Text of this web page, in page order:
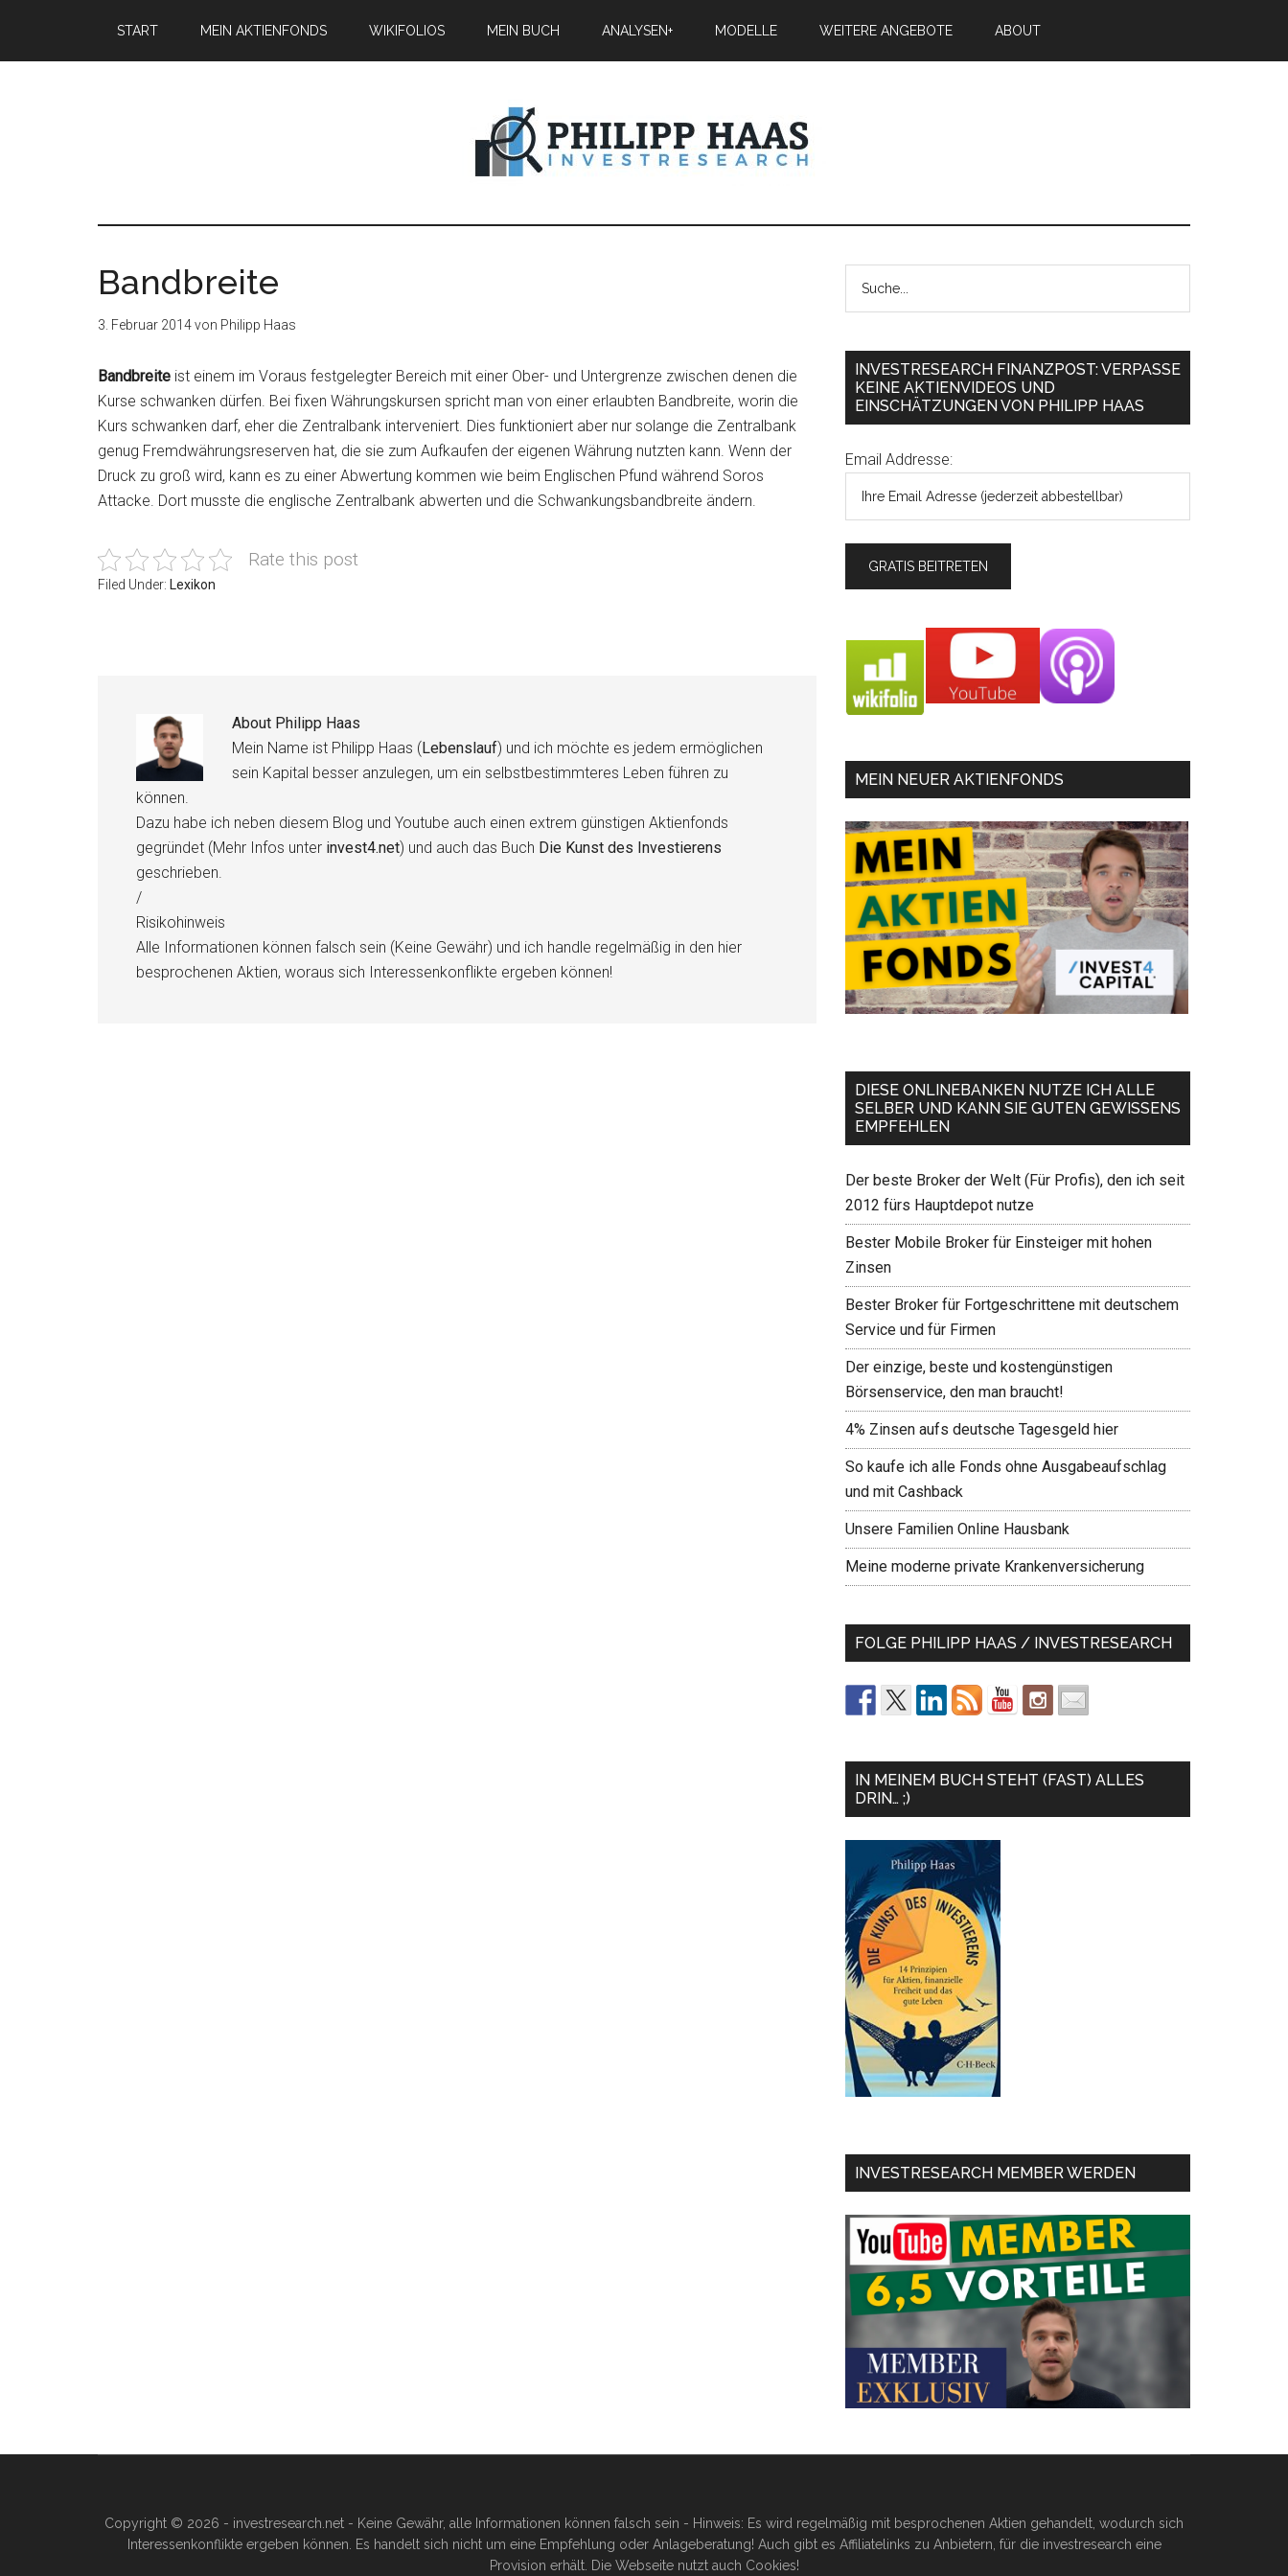
START MEIN AKTIENFONDS WIKIFOLIOS MEIN BUCH ANALYSEN+ MODELLE WEITERE ANGEBOTE ABOUT
Bandbreite
3. Februar 2014von Philipp Haas
Bandbreite ist einem im Voraus festgelegter Bereich mit einer Ober- und Untergrenze zwischen denen die
Kurse schwanken dürfen. Bei fixen Währungskursen spricht man von einer erlaubten Bandbreite, worin die
Kurs schwanken darf, eher die Zentralbank interveniert. Dies funktioniert aber nur solange die Zentralbank
genug Fremdwährungsreserven hat, die sie zum Aufkaufen der eigenen Währung nutzten kann. Wenn der
Druck zu groß wird, kann es zu einer Abwertung kommen wie beim Englischen Pfund während Soros
Attacke. Dort musste die englische Zentralbank abwerten und die Schwankungsbandbreite ändern.
Rate this post
Filed Under: Lexikon
About Philipp Haas
Mein Name ist Philipp Haas (Lebenslauf) und ich möchte es jedem ermöglichen
sein Kapital besser anzulegen, um ein selbstbestimmteres Leben führen zu
können.
Dazu habe ich neben diesem Blog und Youtube auch einen extrem günstigen Aktienfonds
gegründet (Mehr Infos unter invest4.net) und auch das Buch Die Kunst des Investierens
geschrieben.
/
Risikohinweis
Alle Informationen können falsch sein (Keine Gewähr) und ich handle regelmäßig in den hier
besprochenen Aktien, woraus sich Interessenkonflikte ergeben können!
INVESTRESEARCH FINANZPOST: VERPASSE
KEINE AKTIENVIDEOS UND
EINSCHÄTZUNGEN VON PHILIPP HAAS
Email Addresse:
MEIN NEUER AKTIENFONDS
DIESE ONLINEBANKEN NUTZE ICH ALLE
SELBER UND KANN SIE GUTEN GEWISSENS
EMPFEHLEN
Der beste Broker der Welt (Für Profis), den ich seit
2012 fürs Hauptdepot nutze
Bester Mobile Broker für Einsteiger mit hohen
Zinsen
Bester Broker für Fortgeschrittene mit deutschem
Service und für Firmen
Der einzige, beste und kostengünstigen
Börsenservice, den man braucht!
4% Zinsen aufs deutsche Tagesgeld hier
So kaufe ich alle Fonds ohne Ausgabeaufschlag
und mit Cashback
Unsere Familien Online Hausbank
Meine moderne private Krankenversicherung
FOLGE PHILIPP HAAS / INVESTRESEARCH
IN MEINEM BUCH STEHT (FAST) ALLES
DRIN… ;)
INVESTRESEARCH MEMBER WERDEN
Copyright © 2026 - investresearch.net - Keine Gewähr, alle Informationen können falsch sein - Hinweis: Es wird regelmäßig mit besprochenen Aktien gehandelt, wodurch sich
Interessenkonflikte ergeben können. Es handelt sich nicht um eine Empfehlung oder Anlageberatung! Auch gibt es Affiliatelinks zu Anbietern, für die investresearch eine
Provision erhält. Die Webseite nutzt auch Cookies!